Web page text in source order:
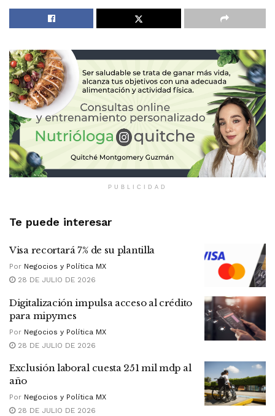
PUBLICIDAD
Te puede interesar
Visa recortará 7% de su plantilla
Por Negocios y Política MX
28 DE JULIO DE 2026
Digitalización impulsa acceso al crédito
para mipymes
Por Negocios y Política MX
28 DE JULIO DE 2026
Exclusión laboral cuesta 251 mil mdp al
año
Por Negocios y Política MX
28 DE JULIO DE 2026